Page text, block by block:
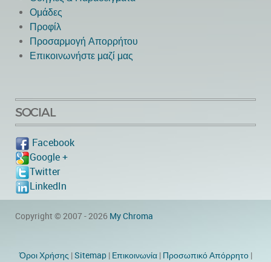
Ομάδες
Προφίλ
Προσαρμογή Απορρήτου
Επικοινωνήστε μαζί μας
SOCIAL
Facebook
Google +
Twitter
LinkedIn
Copyright © 2007 - 2026 My Chroma
Όροι Χρήσης |Sitemap| Eπικοινωνία| Προσωπικό Απόρρητο|